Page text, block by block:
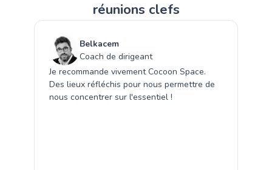
réunions clefs
Belkacem
Coach de dirigeant
Je recommande vivement Cocoon Space.
Des lieux réfléchis pour nous permettre de
nous concentrer sur l'essentiel !